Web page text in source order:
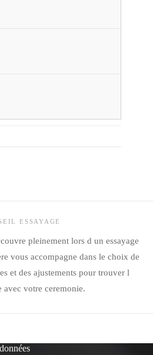
ESSAYAGE
pleinement lors d un essayage
vous accompagne dans le choix de
et des ajustements pour trouver l
avec votre ceremonie.